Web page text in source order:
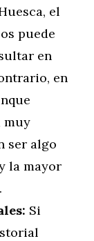
el
puede
en
en
muy
ser algo
la mayor
Si